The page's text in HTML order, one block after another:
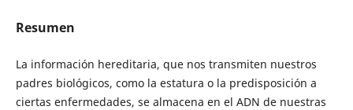
Resumen
La información hereditaria, que nos transmiten nuestros
padres biológicos, como la estatura o la predisposición a
ciertas enfermedades, se almacena en el ADN de nuestras